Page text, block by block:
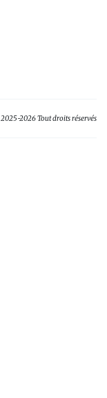
2025-2026 Tout droits réservés